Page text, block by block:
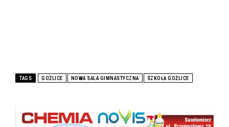
TAGS GOŹLICE NOWA SALA GIMNASTYCZNA SZKOŁA GOŹLICE